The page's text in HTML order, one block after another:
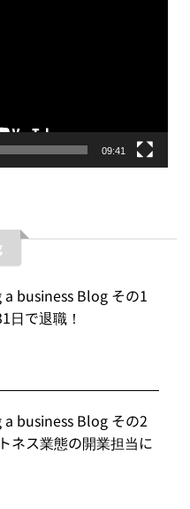
09:41
business Blog その1
日で退職！
business Blog その2
ネス業態の開業担当に